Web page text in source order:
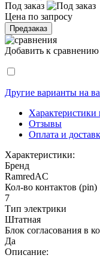
Под заказ
Цена по запросу
Предзаказ
Добавить к сравнению
Другие варианты на
Характеристики
Отзывы
Оплата и
Характеристики:
Бренд
RamredAC
Кол-во контактов (pin)
7
Тип электрики
Штатная
Блок согласования в
Да
Описание: